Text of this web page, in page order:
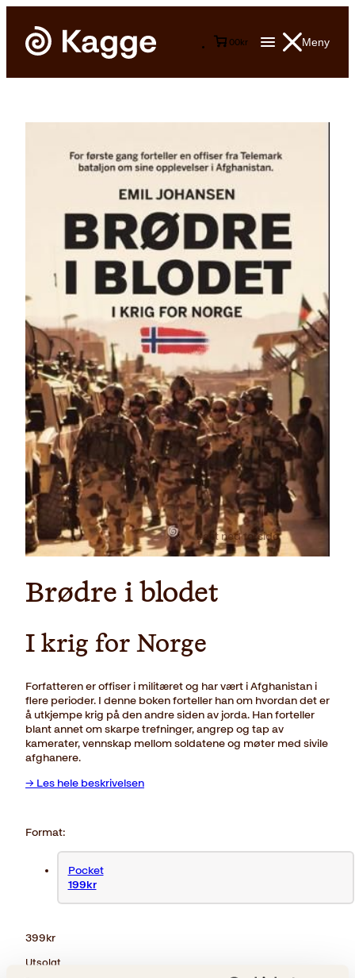
Meny
00kr
Last ned forside
Brødre i blodet
I krig for Norge
Forfatteren er offiser i militæret og har vært i Afghanistan i
flere perioder. I denne boken forteller han om hvordan det er
å utkjempe krig på den andre siden av jorda. Han forteller
blant annet om skarpe trefninger, angrep og tap av
kamerater, vennskap mellom soldatene og møter med sivile
afghanere.
→ Les hele beskrivelsen
Format:
Pocket
199kr
399kr
Utsolgt